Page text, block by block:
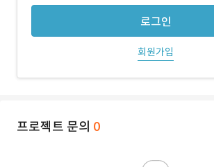
로그인
회원가입
프로젝트 문의 0